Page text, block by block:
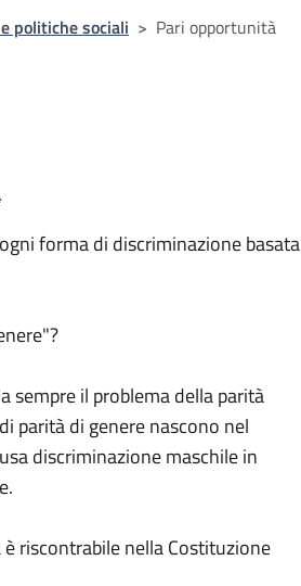
politiche sociali > Pari opportunità
forma di discriminazione basata
sempre il problema della parità
parità di genere nascono nel
discriminazione maschile in
riscontrabile nella Costituzione